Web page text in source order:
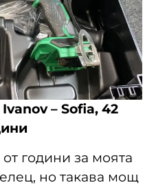
– Sofia, 42
години за моята
но такава мощ